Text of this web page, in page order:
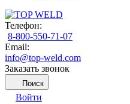
Телефон:
8-800-550-71-07
Email:
info@top-weld.com
Заказать звонок
Поиск
Войти